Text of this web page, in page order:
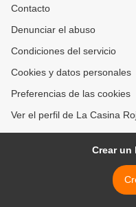
Contacto
Denunciar el abuso
Condiciones del servicio
Cookies y datos personales
Preferencias de las cookies
Ver el perfil de La Casina
Crear un